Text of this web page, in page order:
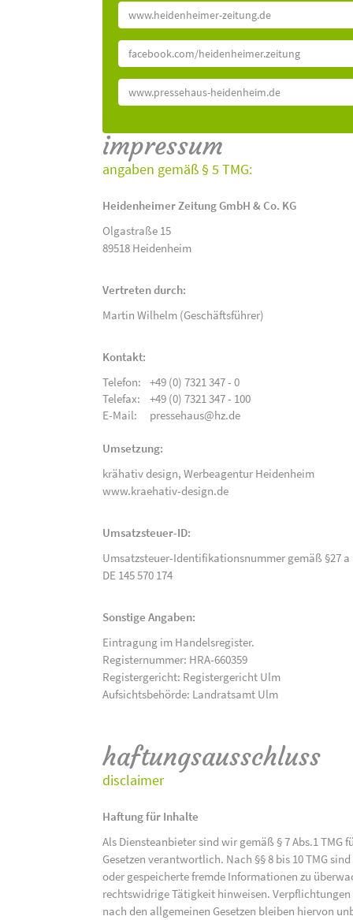
www.heidenheimer-zeitung.de
facebook.com/heidenheimer.zeitung
www.pressehaus-heidenheim.de
impressum
angaben gemäß § 5 TMG:
Heidenheimer Zeitung GmbH & Co. KG
Olgastraße 15
89518 Heidenheim
Vertreten durch:
Martin Wilhelm (Geschäftsführer)
Kontakt:
Telefon:
+49 (0) 7321 347 - 0
Telefax:
+49 (0) 7321 347 - 100
E-Mail:
pressehaus@hz.de
Umsetzung:
krähativ design, Werbeagentur Heidenheim
www.kraehativ-design.de
Umsatzsteuer-ID:
Umsatzsteuer-Identifikationsnummer gemäß §27 a
DE 145 570 174
Sonstige Angaben:
Eintragung im Handelsregister.
Registernummer: HRA-660359
Registergericht: Registergericht Ulm
Aufsichtsbehörde: Landratsamt Ulm
haftungsausschluss
disclaimer
Haftung für Inhalte
Als Diensteanbieter sind wir gemäß § 7 Abs.1
Gesetzen verantwortlich. Nach §§ 8 bis 10 TMG
oder gespeicherte fremde Informationen zu
rechtswidrige Tätigkeit hinweisen.
nach den allgemeinen Gesetzen bleiben hiervon